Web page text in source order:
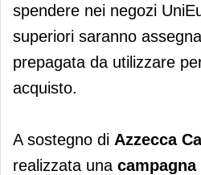
spendere nei negozi
superiori saranno
prepagata da utilizzare
acquisto.
A sostegno di Azzecca
realizzata una